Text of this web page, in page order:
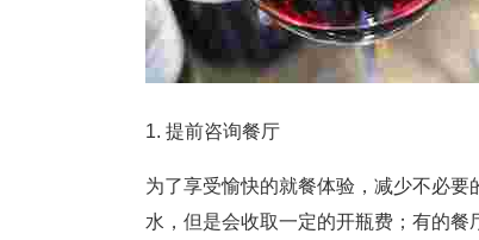
1. 提前咨询餐厅
为了享受愉快的就餐体验，减少不必
水，但是会收取一定的开瓶费；有的餐